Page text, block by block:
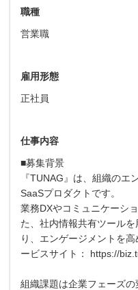
職種
営業職
雇用形態
正社員
仕事内容
■募集背景
『TUNAG』は、組織のエ
SaaSプロダクトです。
業務DXやコミュニケーシ
た、社内情報共有ツール
り、エンゲージメントを
ービスサイト： https://
組織課題は企業フェーズ